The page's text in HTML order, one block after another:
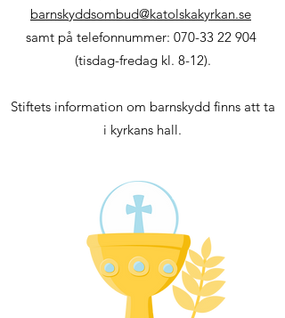
barnskyddsombud@katolskakyrkan.se
samt på telefonnummer: 070-33 22 904
(tisdag-fredag kl. 8-12).
Stiftets information om barnskydd finns att ta
i kyrkans hall.